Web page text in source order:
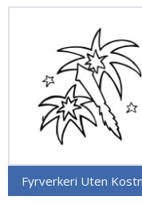
Fyrverkeri Uten